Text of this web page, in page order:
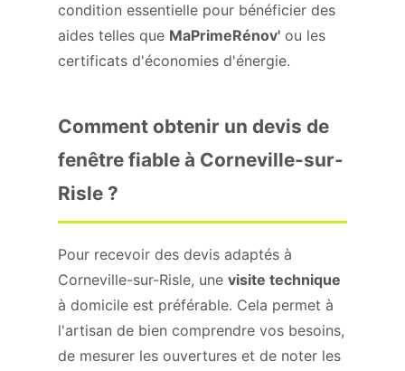
condition essentielle pour bénéficier des
aides telles que MaPrimeRénov' ou les
certificats d'économies d'énergie.
Comment obtenir un devis de
fenêtre fiable à Corneville-sur-
Risle ?
Pour recevoir des devis adaptés à
Corneville-sur-Risle, une visite technique
à domicile est préférable. Cela permet à
l'artisan de bien comprendre vos besoins,
de mesurer les ouvertures et de noter les